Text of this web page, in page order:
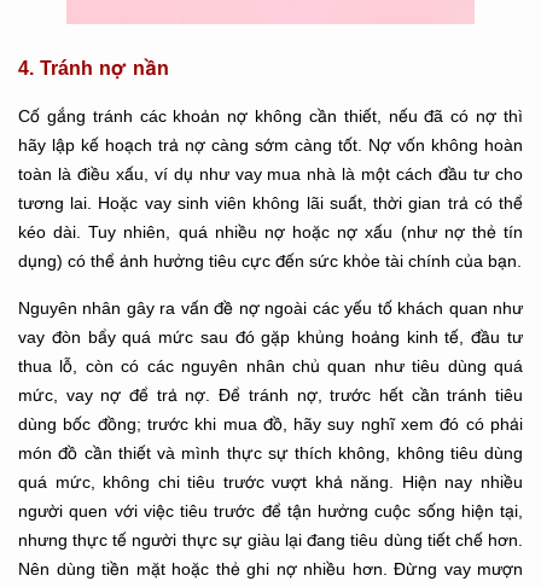
4. Tránh nợ nần
Cố gắng tránh các khoản nợ không cần thiết, nếu đã có nợ thì
hãy lập kế hoạch trả nợ càng sớm càng tốt. Nợ vốn không hoàn
toàn là điều xấu, ví dụ như vay mua nhà là một cách đầu tư cho
tương lai. Hoặc vay sinh viên không lãi suất, thời gian trả có thể
kéo dài. Tuy nhiên, quá nhiều nợ hoặc nợ xấu (như nợ thẻ tín
dụng) có thể ảnh hưởng tiêu cực đến sức khỏe tài chính của bạn.
Nguyên nhân gây ra vấn đề nợ ngoài các yếu tố khách quan như
vay đòn bẩy quá mức sau đó gặp khủng hoảng kinh tế, đầu tư
thua lỗ, còn có các nguyên nhân chủ quan như tiêu dùng quá
mức, vay nợ để trả nợ. Để tránh nợ, trước hết cần tránh tiêu
dùng bốc đồng; trước khi mua đồ, hãy suy nghĩ xem đó có phải
món đồ cần thiết và mình thực sự thích không, không tiêu dùng
quá mức, không chi tiêu trước vượt khả năng. Hiện nay nhiều
người quen với việc tiêu trước để tận hưởng cuộc sống hiện tại,
nhưng thực tế người thực sự giàu lại đang tiêu dùng tiết chế hơn.
Nên dùng tiền mặt hoặc thẻ ghi nợ nhiều hơn. Đừng vay mượn